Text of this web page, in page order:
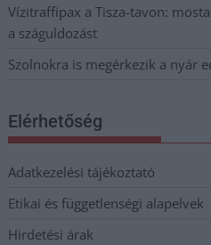
Vízitraffipax a Tisza-tavon:
a száguldozást
Szolnokra is megérkezik a nyár
Elérhetőség
Adatkezelési tájékoztató
Etikai és függetlenségi alapelvek
Hirdetési árak